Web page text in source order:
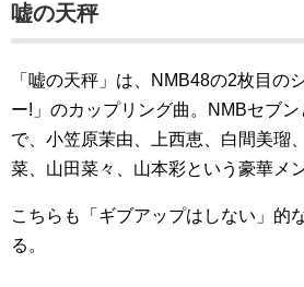
嘘の天秤
「嘘の天秤」は、NMB48の2枚目の
ー!」のカップリング曲。NMBセブ
で、小笠原茉由、上西恵、白間美瑠
菜、山田菜々、山本彩という豪華メ
こちらも「ギブアップはしない」的
る。